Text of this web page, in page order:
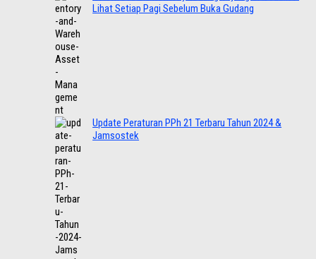
Lihat Setiap Pagi Sebelum Buka Gudang
Update Peraturan PPh 21 Terbaru Tahun 2024 &
Jamsostek